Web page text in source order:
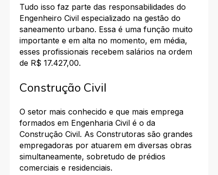
Tudo isso faz parte das responsabilidades do
Engenheiro Civil especializado na gestão do
saneamento urbano. Essa é uma função muito
importante e em alta no momento, em média,
esses profissionais recebem salários na ordem
de R$ 17.427,00.
Construção Civil
O setor mais conhecido e que mais emprega
formados em Engenharia Civil é o da
Construção Civil. As Construtoras são grandes
empregadoras por atuarem em diversas obras
simultaneamente, sobretudo de prédios
comerciais e residenciais.